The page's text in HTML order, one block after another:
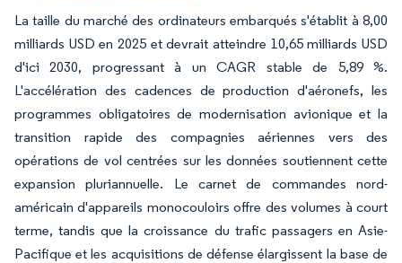
La taille du marché des ordinateurs embarqués s'établit à 8,00
milliards USD en 2025 et devrait atteindre 10,65 milliards USD
d'ici 2030, progressant à un CAGR stable de 5,89 %.
L'accélération des cadences de production d'aéronefs, les
programmes obligatoires de modernisation avionique et la
transition rapide des compagnies aériennes vers des
opérations de vol centrées sur les données soutiennent cette
expansion pluriannuelle. Le carnet de commandes nord-
américain d'appareils monocouloirs offre des volumes à court
terme, tandis que la croissance du trafic passagers en Asie-
Pacifique et les acquisitions de défense élargissent la base de